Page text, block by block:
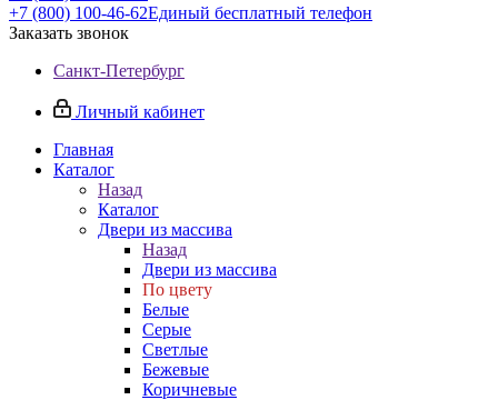
+7 (800) 100-46-62Единый бесплатный телефон
Заказать звонок
Санкт-Петербург
Личный кабинет
Главная
Каталог
Назад
Каталог
Двери из массива
Назад
Двери из массива
По цвету
Белые
Серые
Светлые
Бежевые
Коричневые